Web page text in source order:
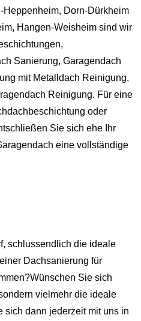
Heppenheim, Dorn-Dürkheim
Hangen-Weisheim sind wir
Sanierung, Garagendach
mit Metalldach Reinigung,
Reinigung. Für eine
oder
Sie sich ehe Ihr
eine vollständige
schlussendlich die ideale
Dachsanierung für
Sie sich
vielmehr die ideale
sich dann jederzeit mit uns in